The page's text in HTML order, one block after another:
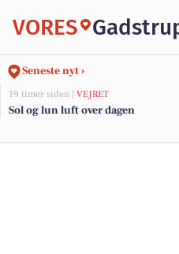
VORES
Seneste nyt ›
19 timer siden | VEJRET
Sol og lun luft over dagen